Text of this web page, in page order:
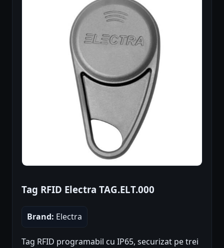
Tag RFID Electra TAG.ELT.000
Brand: Electra
Tag RFID programabil cu IP65, securizat pe trei